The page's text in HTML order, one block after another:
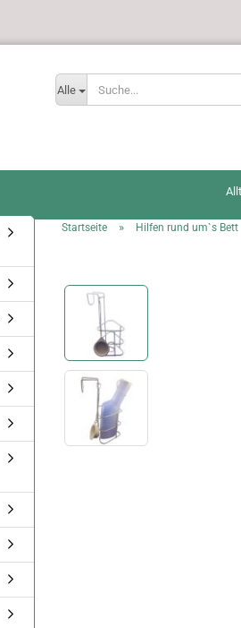
Alle
Startseite » Hilfen rund um`s Bett